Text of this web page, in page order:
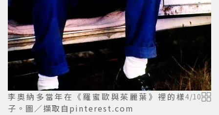
李奧納多當年在《羅蜜歐與茱麗葉》裡的樣
子。圖／擷取自pinterest.com
4/10